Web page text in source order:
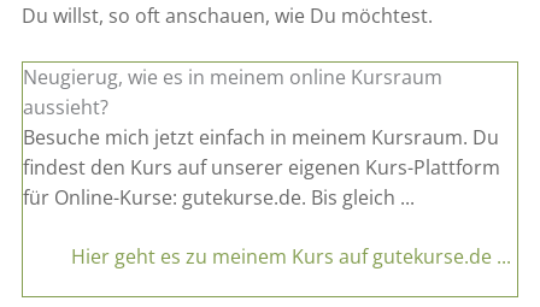
Du willst, so oft anschauen, wie Du möchtest.
Neugierug, wie es in meinem online Kursraum
aussieht?
Besuche mich jetzt einfach in meinem Kursraum. Du
findest den Kurs auf unserer eigenen Kurs-Plattform
für Online-Kurse: gutekurse.de. Bis gleich ...
Hier geht es zu meinem Kurs auf gutekurse.de ...